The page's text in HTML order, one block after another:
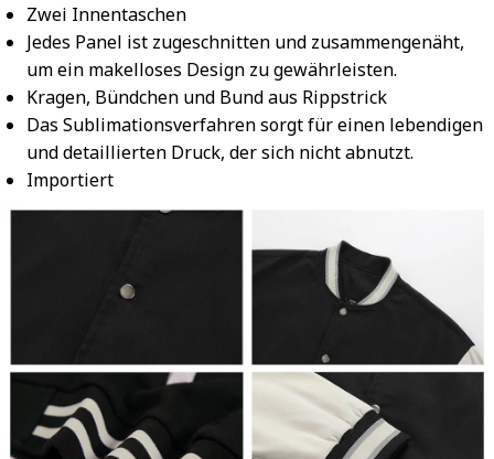
Zwei Innentaschen
Jedes Panel ist zugeschnitten und zusammengenäht,
um ein makelloses Design zu gewährleisten.
Kragen, Bündchen und Bund aus Rippstrick
Das Sublimationsverfahren sorgt für einen lebendigen
und detaillierten Druck, der sich nicht abnutzt.
Importiert